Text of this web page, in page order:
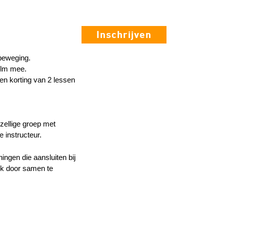
Inschrijven
mee.
korting van 2 lessen
groep met
instructeur.
die aansluiten bij
door samen te